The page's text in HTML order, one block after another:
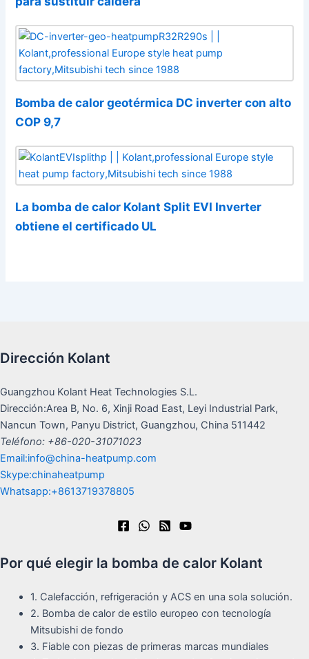
Bomba de calor geotérmica DC inverter con alto
COP 9,7
La bomba de calor Kolant Split EVI Inverter
obtiene el certificado UL
Dirección Kolant
Guangzhou Kolant Heat Technologies S.L.
Dirección:Area B, No. 6, Xinji Road East, Leyi Industrial Park,
Nancun Town, Panyu District, Guangzhou, China 511442
Teléfono: +86-020-31071023
Email:info@china-heatpump.com
Skype:chinaheatpump
Whatsapp:+8613719378805
Por qué elegir la bomba de calor Kolant
1. Calefacción, refrigeración y ACS en una sola solución.
2. Bomba de calor de estilo europeo con tecnología
Mitsubishi de fondo
3. Fiable con piezas de primeras marcas mundiales